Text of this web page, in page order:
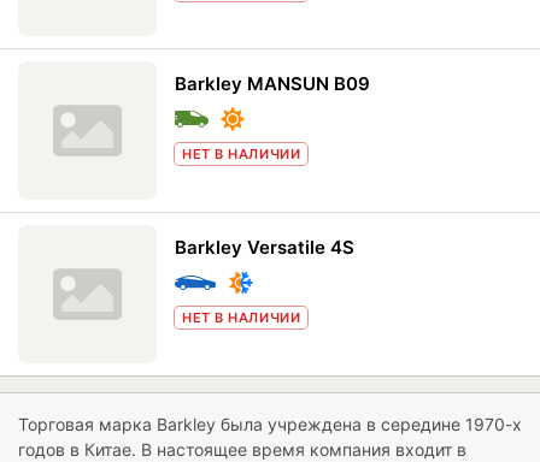
Barkley MANSUN B09
НЕТ В НАЛИЧИИ
Barkley Versatile 4S
НЕТ В НАЛИЧИИ
Торговая марка Barkley была учреждена в середине 1970-х
годов в Китае. В настоящее время компания входит в